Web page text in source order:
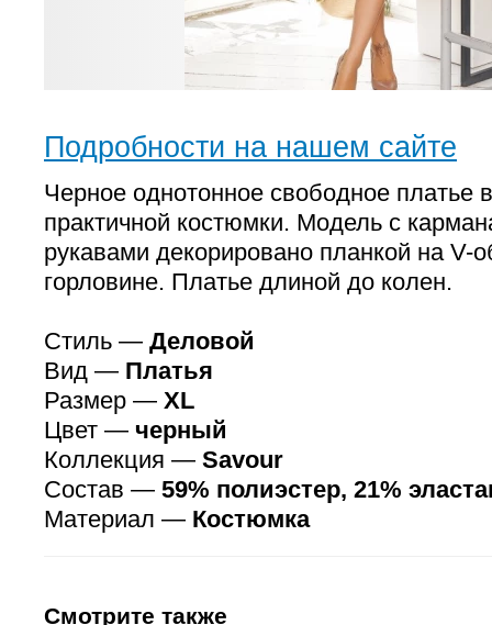
Подробности на нашем сайте
Черное однотонное свободное платье
практичной костюмки. Модель с
рукавами декорировано планкой на V-
горловине. Платье длиной до колен.
Стиль — Деловой
Вид — Платья
Размер — XL
Цвет — черный
Коллекция — Savour
Состав — 59% полиэстер, 21%
Материал — Костюмка
Смотрите также